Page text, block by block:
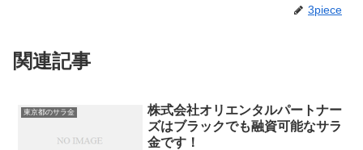
3piece
関連記事
東京都のサラ金
株式会社オリエンタルパートナー
ズはブラックでも融資可能なサラ
金です！